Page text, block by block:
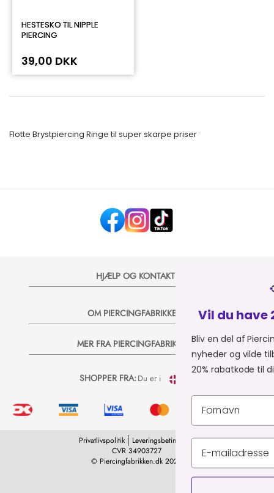
HESTESKO TIL NIPPLE
PIERCING
39,00 DKK
Flotte Brystpiercing Ringe til super skarpe priser
HJÆLP OG KONTAKT
OM PIERCINGFABRIKKEN
MER FRA PIERCINGFABRIKKEN
SHOPPER FRA:Du er i
© Piercingfabrikken.dk 2026
CVR 34903727
Privatlivspolitik Leveringsbetingelser
Vil du have 20% på dit næste
Bliv en del af Piercingfabrikkens univers, og
nyheder og vilde tilbud på e-mail, så sender
20% rabatkode til dit næste køb 💞